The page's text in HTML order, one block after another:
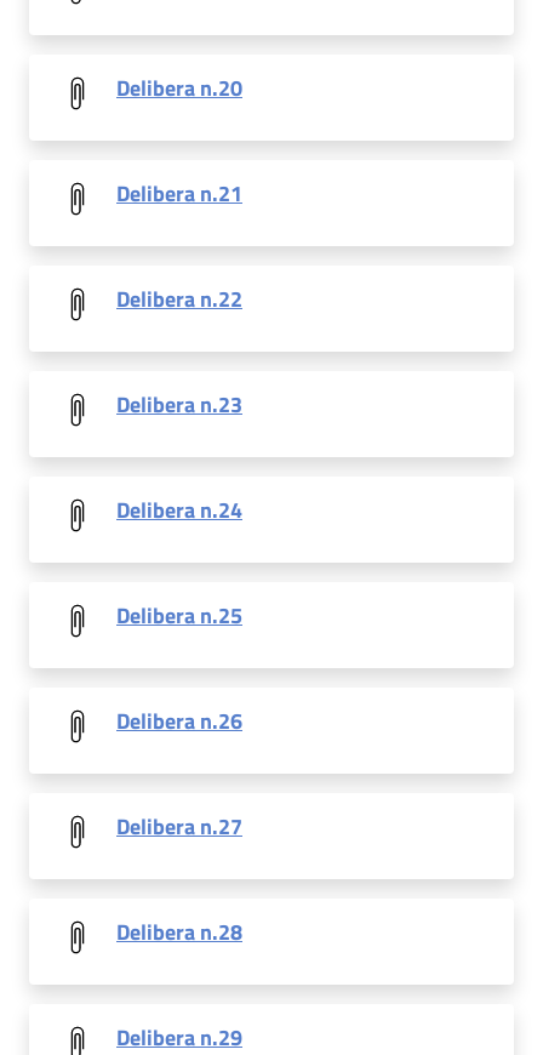
Delibera n.20
Delibera n.21
Delibera n.22
Delibera n.23
Delibera n.24
Delibera n.25
Delibera n.26
Delibera n.27
Delibera n.28
Delibera n.29